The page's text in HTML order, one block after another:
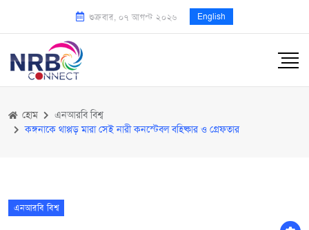
শুক্রবার, ০৭ আগস্ট ২০২৬ English
হোম
এনআরবি বিশ্ব
কঙ্গনাকে থাপ্পড় মারা সেই নারী কনস্টেবল বহিষ্কার ও গ্রেফতার
এনআরবি বিশ্ব